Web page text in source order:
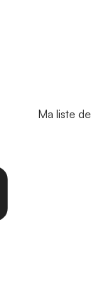
Ma liste de